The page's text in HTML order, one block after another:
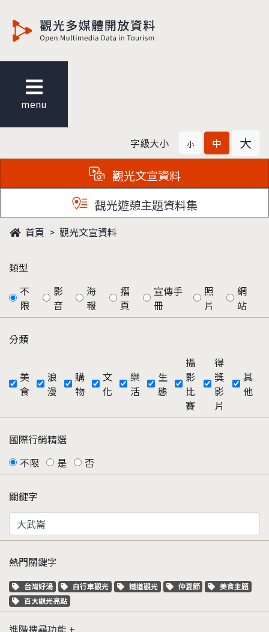
menu
字級大小 小 中 大
觀光文宣資料
觀光遊憩主題資料集
首頁 觀光文宣資料
類型
不
限
影
音
海
報
摺
頁
宣傳手
冊
照
片
網
站
分類
美
食
浪
漫
購
物
文
化
樂
活
生
態
攝
影
比
賽
得
獎
影
片
其
他
國際行銷精選
不限
是 否
關鍵字
熱門關鍵字
關鍵字標籤
台灣好湯 關鍵字標籤
自行車觀光 關鍵字標籤
鐵道觀光 關鍵字標籤
仲夏節 關鍵字標籤
美食主題
關鍵字標籤
百大觀光亮點
進階搜尋功能